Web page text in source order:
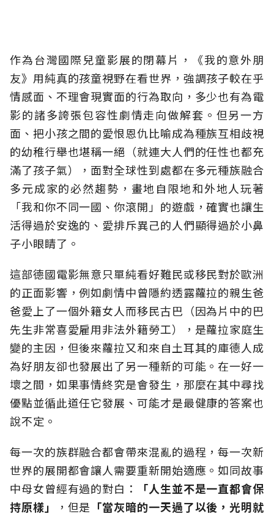
作為台灣國際兒童影展的閉幕片，《我的意外朋
友》用純真的孩童視野在看世界，強調孩子較在乎
情感面、不理會現實面的行為取向，多少也有為電
影的諸多誇張包容性劇情走向做解套。但另一方
面、把小孩之間的愛恨恩仇比喻成為種族互相歧視
的幼稚行舉也堪稱一絕（就連大人們的任性也都充
滿了孩子氣），面對全球性到處都在多元種族融合
多元成家的必然趨勢，畫地自限地和外地人玩著
「我和你不同一國、你滾開」的遊戲，確實也讓生
活得過於安逸的、愛排斥異己的人們顯得過於小鼻
子小眼睛了。
這部德國電影無意只單純看好難民或移民對於歐洲
的正面影響，例如劇情中曾隱約透露蘿拉的親生爸
爸愛上了一個外籍女人而移民古巴（因為片中的巴
先生非常喜愛雇用非法外籍勞工），是蘿拉家庭生
變的主因，但後來蘿拉又和來自土耳其的庫德人成
為好朋友卻也發展出了另一種新的可能。在一好一
壞之間，如果事情終究是會發生，那麼在其中尋找
優點並循此道任它發展、可能才是最健康的答案也
說不定。
每一次的族群融合都會帶來混亂的過程，每一次新
世界的展開都會讓人需要重新開始適應。如同故事
中母女曾經有過的對白：
「人生並不是一直都會保
持原樣」
，但是 「當灰暗的一天過了以後，光明就